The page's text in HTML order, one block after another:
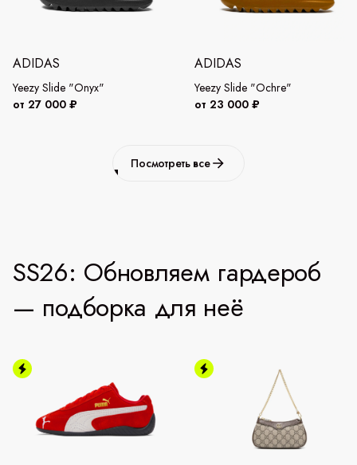
ADIDAS
Yeezy Slide "Onyx"
от 27 000 ₽
ADIDAS
Yeezy Slide "Ochre"
от 23 000 ₽
Посмотреть все
SS26: Обновляем гардероб
— подборка для неё